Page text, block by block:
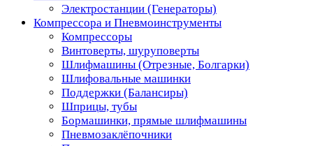
Электростанции (Генераторы)
Компрессора и Пневмоинструменты
Компрессоры
Винтоверты, шуруповерты
Шлифмашины (Отрезные, Болгарки)
Шлифовальные машинки
Поддержки (Балансиры)
Шприцы, тубы
Бормашинки, прямые шлифмашины
Пневмозаклёпочники